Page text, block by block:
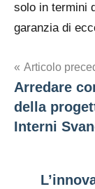
solo in termini
garanzia di
articoli
Articolo
Arredare
della
Interni